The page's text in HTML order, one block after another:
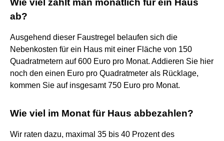
ab?
Ausgehend dieser Faustregel belaufen sich die
Nebenkosten für ein Haus mit einer Fläche von 150
Quadratmetern auf 600 Euro pro Monat. Addieren Sie hier
noch den einen Euro pro Quadratmeter als Rücklage,
kommen Sie auf insgesamt 750 Euro pro Monat.
Wie viel im Monat für Haus abbezahlen?
Wir raten dazu, maximal 35 bis 40 Prozent des